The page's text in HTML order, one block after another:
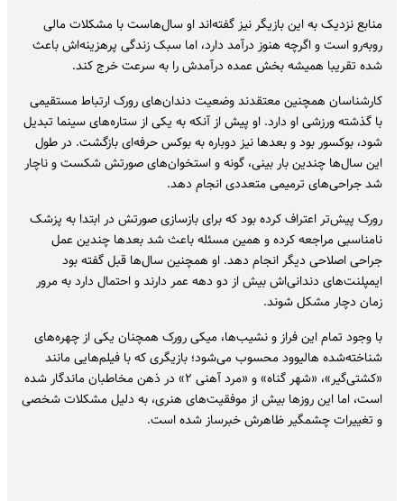
منابع نزدیک به این بازیگر نیز گفته‌اند او سال‌هاست با مشکلات مالی
روبه‌رو است و اگرچه هنوز درآمد دارد، اما سبک زندگی پرهزینه‌اش باعث
شده تقریبا همیشه بخش عمده درآمدش را به سرعت خرج کند.
کارشناسان همچنین معتقدند وضعیت دندان‌های رورک ارتباط مستقیمی
با گذشته ورزشی او دارد. او پیش از آنکه به یکی از ستاره‌های سینما تبدیل
شود، بوکسور بود و بعدها نیز دوباره به بوکس حرفه‌ای بازگشت. در طول
این سال‌ها چندین بار بینی، گونه و استخوان‌های صورتش شکست و ناچار
شد جراحی‌های ترمیمی متعددی انجام دهد.
رورک پیش‌تر اعتراف کرده بود که برای بازسازی صورتش در ابتدا به پزشک
نامناسبی مراجعه کرده و همین مسئله باعث شد بعدها چندین عمل
جراحی اصلاحی دیگر انجام دهد. او همچنین سال‌ها قبل گفته بود
ایمپلنت‌های دندانی‌اش بیش از دو دهه عمر دارند و احتمال دارد به مرور
زمان دچار مشکل شوند.
با وجود تمام این فراز و نشیب‌ها، میکی رورک همچنان یکی از چهره‌های
شناخته‌شده هالیوود محسوب می‌شود؛ بازیگری که با فیلم‌هایی مانند
«کشتی‌گیر»، «شهر گناه» و «مرد آهنی ۲» در ذهن مخاطبان ماندگار شده
است، اما این روزها بیش از موفقیت‌های هنری، به دلیل مشکلات شخصی
و تغییرات چشمگیر ظاهرش خبرساز شده است.